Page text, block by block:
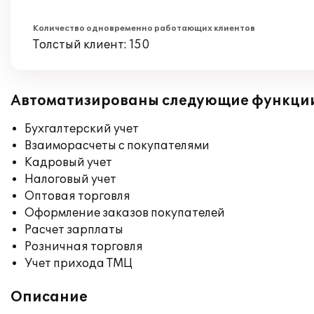
Количество одновременно работающих клиентов
Толстый клиент: 150
Автоматизированы следующие
Бухгалтерский учет
Взаиморасчеты с покупателями
Кадровый учет
Налоговый учет
Оптовая торговля
Оформление заказов покупателей
Расчет зарплаты
Розничная торговля
Учет прихода ТМЦ
Описание